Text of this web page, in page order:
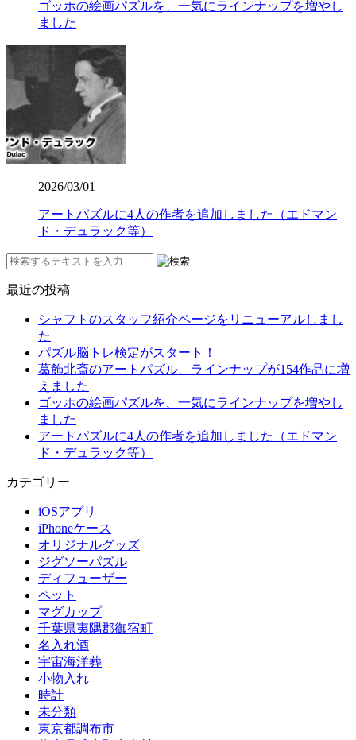
ゴッホの絵画パズルを、一気にラインナップを増やし
ました
2026/03/01
アートパズルに4人の作者を追加しました（エドマン
ド・デュラック等）
最近の投稿
シャフトのスタッフ紹介ページをリニューアルしまし
た
パズル脳トレ検定がスタート！
葛飾北斎のアートパズル、ラインナップが154作品に増
えました
ゴッホの絵画パズルを、一気にラインナップを増やし
ました
アートパズルに4人の作者を追加しました（エドマン
ド・デュラック等）
カテゴリー
iOSアプリ
iPhoneケース
オリジナルグッズ
ジグソーパズル
ディフューザー
ペット
マグカップ
千葉県夷隅郡御宿町
名入れ酒
宇宙海洋葬
小物入れ
時計
未分類
東京都調布市